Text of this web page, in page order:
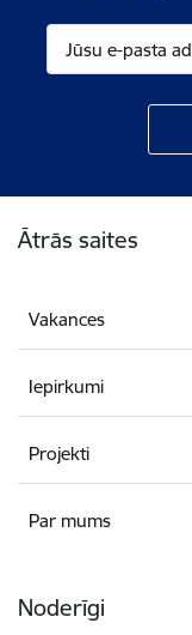
Ātrās saites
Vakances
Iepirkumi
Projekti
Par mums
Noderīgi